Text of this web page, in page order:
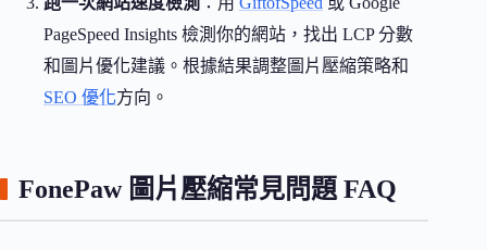
PageSpeed Insights 檢測你的網站，找出 LCP 分數
和圖片優化建議。根據結果調整圖片壓縮策略和
SEO 優化方向。
FonePaw 圖片壓縮常見問題 FAQ